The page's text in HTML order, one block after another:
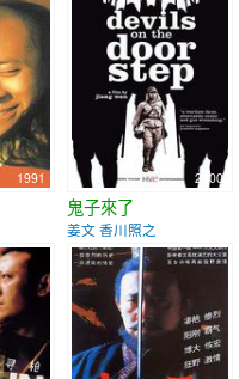
1991 2000
鬼子來了
姜文 香川照之